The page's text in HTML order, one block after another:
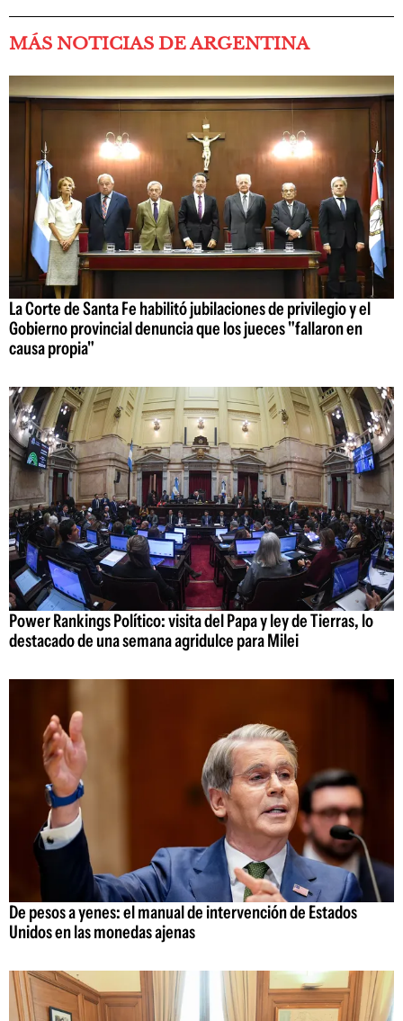
MÁS NOTICIAS DE ARGENTINA
La Corte de Santa Fe habilitó jubilaciones de privilegio y el
Gobierno provincial denuncia que los jueces "fallaron en
causa propia"
Power Rankings Político: visita del Papa y ley de Tierras, lo
destacado de una semana agridulce para Milei
De pesos a yenes: el manual de intervención de Estados
Unidos en las monedas ajenas